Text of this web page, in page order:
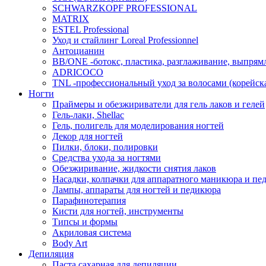
SCHWARZKOPF PROFESSIONAL
MATRIX
ESTEL Professional
Уход и стайлинг Loreal Professionnel
Антоцианин
BB/ONE -ботокс, пластика, разглаживание,
ADRICOCO
TNL -профессиональный уход за волосами
Ногти
Праймеры и обезжириватели для гель лаков и гелей
Гель-лаки, Shellac
Гель, полигель для моделирования ногтей
Декор для ногтей
Пилки, блоки, полировки
Средства ухода за ногтями
Обезжиривание, жидкости снятия лаков
Насадки, колпачки для аппаратного маникюра и
Лампы, аппараты для ногтей и педикюра
Парафинотерапия
Кисти для ногтей, инструменты
Типсы и формы
Акриловая система
Body Art
Депиляция